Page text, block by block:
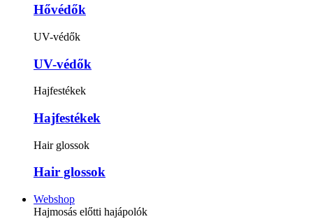
Hővédők
UV-védők
UV-védők
Hajfestékek
Hajfestékek
Hair glossok
Hair glossok
Webshop
Hajmosás előtti hajápolók